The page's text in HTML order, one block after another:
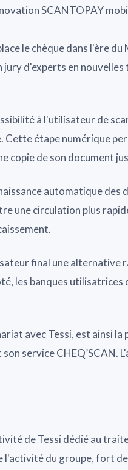
SCANTOPAY
le chèque dans l'ère du
d'experts en
à l'utilisateur de
Cette étape numérique
copie de son document
automatique des
une circulation plus
final une alternative
les banques
avec Tessi, est ainsi
service CHEQ’SCAN.
de Tessi dédié au
l'activité du groupe, fort